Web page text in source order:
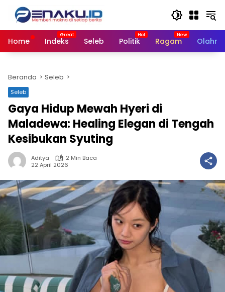
Langsung
konten
Home
Indeks Seleb Politik Ragam
Beranda Seleb
Seleb
Gaya Hidup Mewah Hyeri di
Maladewa: Healing Elegan di Tengah
Kesibukan Syuting
Aditya
2 Min Baca
22 April 2026